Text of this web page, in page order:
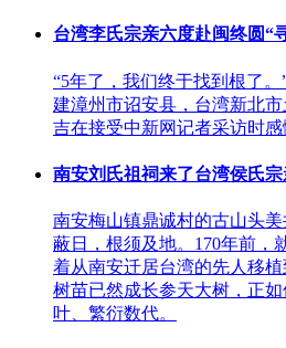
台湾李氏宗亲六度赴闽终圆“
“5年了，我们终于找到根了
建漳州市诏安县，台湾新北
吉在接受中新网记者采访时感
南安刘氏祖祠来了台湾侯氏宗
南安梅山镇鼎诚村的古山头
蔽日，根须及地。170年前，
着从南安迁居台湾的先人移
树苗已然成长参天大树，正
叶、繁衍数代。